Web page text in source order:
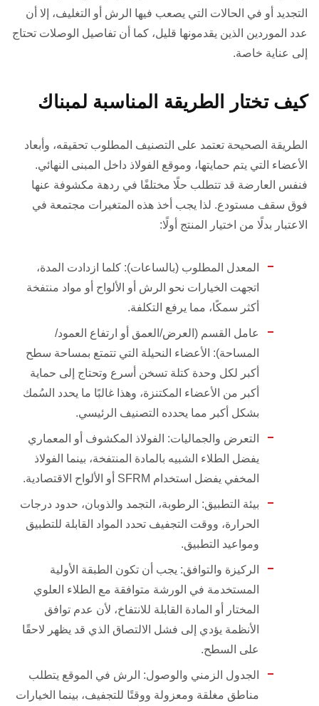
التجديد أو في الحالات التي يصعب فيها الرش أو التغليف، إلا أن
عدد الموردين الذين يقدمونها قليل، كما أن تفاصيل الوصلات تحتاج
إلى عناية خاصة.
كيف تختار الطريقة المناسبة لمبناك
الطريقة الصحيحة تعتمد على التصنيف المطلوب تحقيقه، وأبعاد
الأعضاء التي يتم حمايتها، وموقع الفولاذ داخل المبنى النهائي.
فنفس العارضة قد تتطلب حلًا مختلفًا في ردهة مكشوفة عنها
فوق سقف مستودع. لذا يجب أخذ هذه المتغيرات مجتمعة في
الاعتبار بدلًا من اختيار المنتج أولًا:
المعدل المطلوب (بالساعات): كلما ازدادت المدة،
اتجهت الخيارات نحو الرش أو الألواح أو مواد منتفخة
أكثر سمكًا، مما يرفع التكلفة.
عامل القسم (العرض/العمق أو ارتفاع العمود/
المساحة): الأعضاء النحيلة التي تتمتع بمساحة سطح
أكبر لكل وحدة كتلة تسخن أسرع وتحتاج إلى حماية
أكبر من الأعضاء المكتنزة، وهذا غالبًا ما يحدد السُمك
بشكل أكبر مما يحدده التصنيف الرئيسي.
التعرض والجماليات: الفولاذ المكشوف أو المعماري
يفضل الطلاء الشبيه بالمادة المنتفخة، بينما الفولاذ
المخفي يفضل استخدام SFRM أو الألواح الاقتصادية.
بيئة التطبيق: الرطوبة، التجمد والذوبان، حدود درجات
الحرارة، ووقت التجفيف تحدد المواد القابلة للتطبيق
ومواعيد التطبيق.
الركيزة والتوافق: يجب أن تكون الطبقة الأولية
المستخدمة في الورشة متوافقة مع الطلاء العلوي
المختار أو المادة القابلة للانتفاخ، لأن عدم توافق
الأنظمة يؤدي إلى فشل الالتصاق الذي قد يظهر لاحقًا
على السطح.
الجدول الزمني والوصول: الرش في الموقع يتطلب
مناطق مغلقة ومعزولة ووقتًا للتجفيف، بينما الخيارات